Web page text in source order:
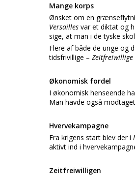
Mange korps
Ønsket om en
Versailles var et diktat og
sige, at man i de tyske
Flere af både de unge og
tidsfrivillige – Zeitfreiwillige
Økonomisk fordel
I økonomisk henseende
Man havde også
Hvervekampagne
Fra krigens start blev der i
aktivt ind i
Zeitfreiwilligen